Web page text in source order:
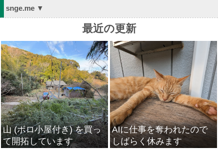
snge.me ▼
最近の更新
山 (ボロ小屋付き) を買っ
て開拓しています
AIに仕事を奪われたので
しばらく休みます